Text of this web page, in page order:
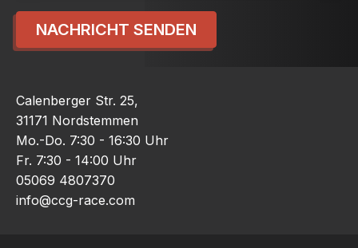
NACHRICHT SENDEN
Calenberger Str. 25,
31171 Nordstemmen
Mo.-Do. 7:30 - 16:30 Uhr
Fr. 7:30 - 14:00 Uhr
05069 4807370
info@ccg-race.com